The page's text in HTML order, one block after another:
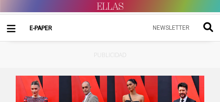
E-PAPER NEWSLETTER
PUBLICIDAD